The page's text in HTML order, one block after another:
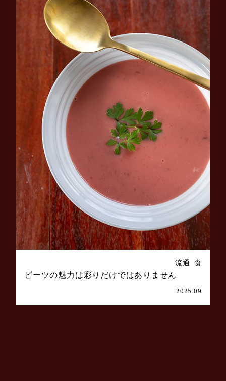
流通 食
ビーツの魅力は彩りだけではありません
2025.09